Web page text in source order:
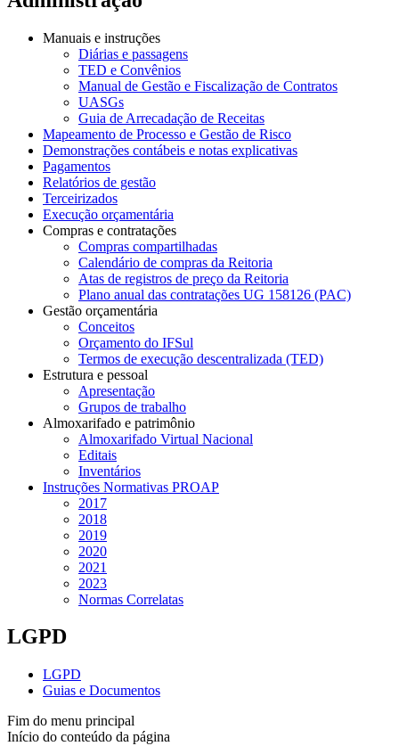
Manuais e instruções
Diárias e passagens
TED e Convênios
Manual de Gestão e Fiscalização de Contratos
UASGs
Guia de Arrecadação de Receitas
Mapeamento de Processo e Gestão de Risco
Demonstrações contábeis e notas explicativas
Pagamentos
Relatórios de gestão
Terceirizados
Execução orçamentária
Compras e contratações
Compras compartilhadas
Calendário de compras da Reitoria
Atas de registros de preço da Reitoria
Plano anual das contratações UG 158126 (PAC)
Gestão orçamentária
Conceitos
Orçamento do IFSul
Termos de execução descentralizada (TED)
Estrutura e pessoal
Apresentação
Grupos de trabalho
Almoxarifado e patrimônio
Almoxarifado Virtual Nacional
Editais
Inventários
Instruções Normativas PROAP
2017
2018
2019
2020
2021
2023
Normas Correlatas
LGPD
LGPD
Guias e Documentos
Fim do menu principal
Início do conteúdo da página